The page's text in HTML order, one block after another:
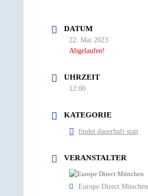
DATUM
22. Mai 2023
Abgelaufen!
UHRZEIT
12:00
KATEGORIE
findet dauerhaft statt
VERANSTALTER
Europe Direct München